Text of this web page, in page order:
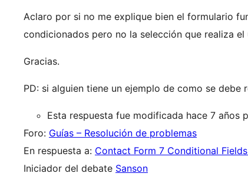
Aclaro por si no me explique bien el formulario
condicionados pero no la selección que realiza el
Gracias.
PD: si alguien tiene un ejemplo de como se
Esta respuesta fue modificada hace 7 años
Foro: Guías – Resolución de problemas
En respuesta a: Contact Form 7 Conditional
Iniciador del debate Sanson